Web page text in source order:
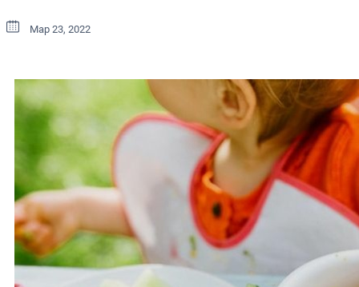
Мар 23, 2022